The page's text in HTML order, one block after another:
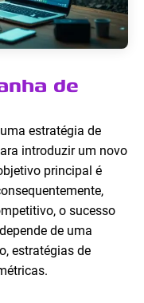
de
estratégia de
introduzir um novo
principal é
o sucesso
de uma
estratégias de